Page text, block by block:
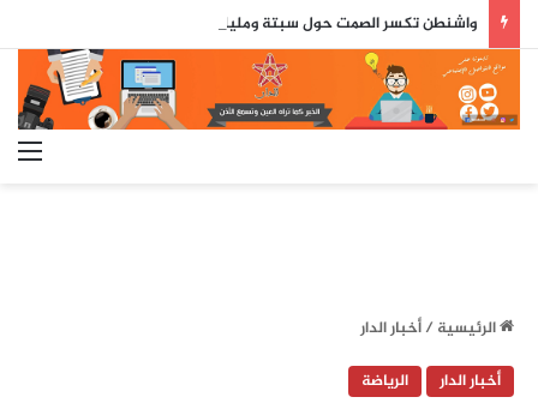
الرئيسية/أخبار الدار
أخبار الدار
الرياضة